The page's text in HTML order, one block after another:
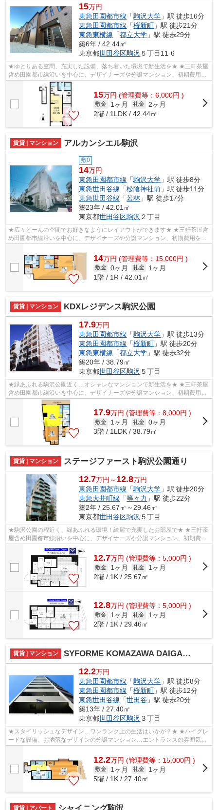
15万円
東急田園都市線 「駒沢大学 」駅 徒歩16分
東急田園都市線 「桜新町 」駅 徒歩21分
東急東横線 「都立大学 」駅 徒歩29分
築6年 / 42.44㎡
東京都世田谷区駒沢 ５丁目11-6
★ゆとりある空間、充実した設備、落ち着いた環境で新生活を★ ★三軒茶屋
含め田園都市線沿いを中心に、デザイナーズや分譲マンション、初期費用を
抑えた部屋探しはぜひ当社にお任せくだ...
15万円 (管理費等：6,000円 )
敷金 1ヶ月 礼金
2ヶ月
2階 / 1LDK / 42.44㎡
賃貸 | マンション アルカンシエル駒沢
敷0
14万円
東急田園都市線 「駒沢大学 」駅 徒歩8分
東急世田谷線 「松陰神社前 」駅 徒歩11分
東急世田谷線 「若林 」駅 徒歩17分
築23年 / 42.01㎡
東京都世田谷区駒沢 ２丁目
★広々どーんの空間でお好きなようにレイアウトができます★ ★三軒茶屋含
め田園都市線沿いを中心に、デザイナーズや分譲マンション、初期費用を抑
14万円 (管理費等：15,000円 )
敷金 0ヶ月 礼金
1ヶ月
1階 / 1R / 42.01㎡
賃貸 | マンション KDXレジデンス駒沢公園
17.9万円
東急田園都市線 「駒沢大学 」駅 徒歩13分
東急田園都市線 「桜新町 」駅 徒歩20分
東急東横線 「都立大学 」駅 徒歩32分
築20年 / 38.79㎡
東京都世田谷区駒沢 ５丁目
★緑あふれる駒沢公園近く…オシャレなマンションで新生活を★ ★三軒茶屋
含め田園都市線沿いを中心に、デザイナーズや分譲マンション、初期費用を
抑えた部屋探しはぜひ当社にお任せくださ...
17.9万円 (管理費等：8,000円 )
敷金 1ヶ月 礼金 0ヶ月
3階 / 1LDK / 38.79㎡
賃貸 | マンション ステージファースト駒沢公園通り
12.7万円～ 12.8万円
東急田園都市線 「駒沢大学 」駅 徒歩20分
東急大井町線 「等々力 」駅 徒歩22分
築2年 / 25.67㎡～29.46㎡
東京都世田谷区駒沢 ５丁目
★駒沢公園の程近く、緑あふれる環境！綺麗で充実したお部屋で★ ★三軒茶
屋含め田園都市線沿いを中心に、デザイナーズや分譲マンション、初期費用
を抑えた部屋探しはぜひ当社にお任せく...
12.7万円 (管理費等：5,000円 )
敷金 1ヶ月 礼金
1ヶ月
2階 / 1K / 25.67㎡
12.8万円 (管理費等：5,000円 )
敷金 1ヶ月 礼金
1ヶ月
2階 / 1K / 29.46㎡
賃貸 | マンション SYFORME KOMAZAWA DAIGAKU
12.2万円
東急田園都市線 「駒沢大学 」駅 徒歩8分
東急田園都市線 「桜新町 」駅 徒歩12分
東急世田谷線 「世田谷 」駅 徒歩20分
築13年 / 27.40㎡
東京都世田谷区駒沢 ３丁目
★スタイリッシュなデザイン…ワンランク上の生活はいかが？★ ★ハイグレ
ードな設備、お洒落なデザインの分譲マンション…エントランスの雰囲気も
12.2万円 (管理費等：15,000円 )
敷金 1ヶ月 礼金
1ヶ月
5階 / 1K / 27.40㎡
賃貸 | アパート